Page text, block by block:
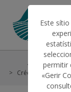
O IFAP
Ajudas/Apoios
Crédito Curto
Este
permitir
«Gerir